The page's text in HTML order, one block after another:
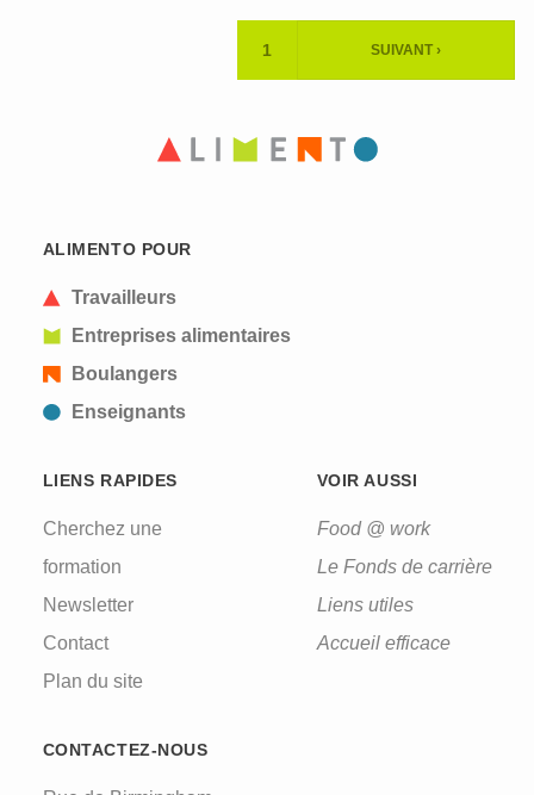
PAGE
1 SUIVANT ›
ALIMENTO POUR
Travailleurs
Entreprises alimentaires
Boulangers
Enseignants
LIENS RAPIDES
Cherchez une
formation
Newsletter
Contact
Plan du site
VOIR AUSSI
Food @ work
Le Fonds de carrière
Liens utiles
Accueil efficace
CONTACTEZ-NOUS